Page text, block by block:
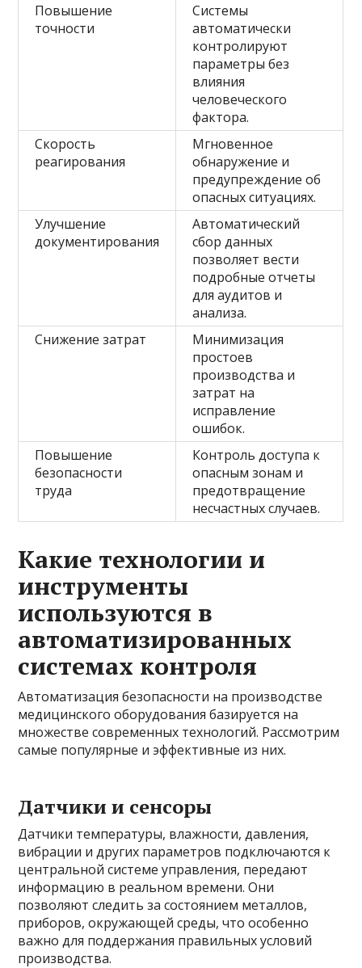
Повышение
точности
Системы
автоматически
контролируют
параметры без
влияния
человеческого
фактора.
Скорость
реагирования
Мгновенное
обнаружение и
предупреждение об
опасных ситуациях.
Улучшение
документирования
Автоматический
сбор данных
позволяет вести
подробные отчеты
для аудитов и
анализа.
Снижение затрат
Минимизация
простоев
производства и
затрат на
исправление
ошибок.
Повышение
безопасности
труда
Контроль доступа к
опасным зонам и
предотвращение
несчастных случаев.
Какие технологии и
инструменты
используются в
автоматизированных
системах контроля
Автоматизация безопасности на производстве
медицинского оборудования базируется на
множестве современных технологий. Рассмотрим
самые популярные и эффективные из них.
Датчики и сенсоры
Датчики температуры, влажности, давления,
вибрации и других параметров подключаются к
центральной системе управления, передают
информацию в реальном времени. Они
позволяют следить за состоянием металлов,
приборов, окружающей среды, что особенно
важно для поддержания правильных условий
производства.